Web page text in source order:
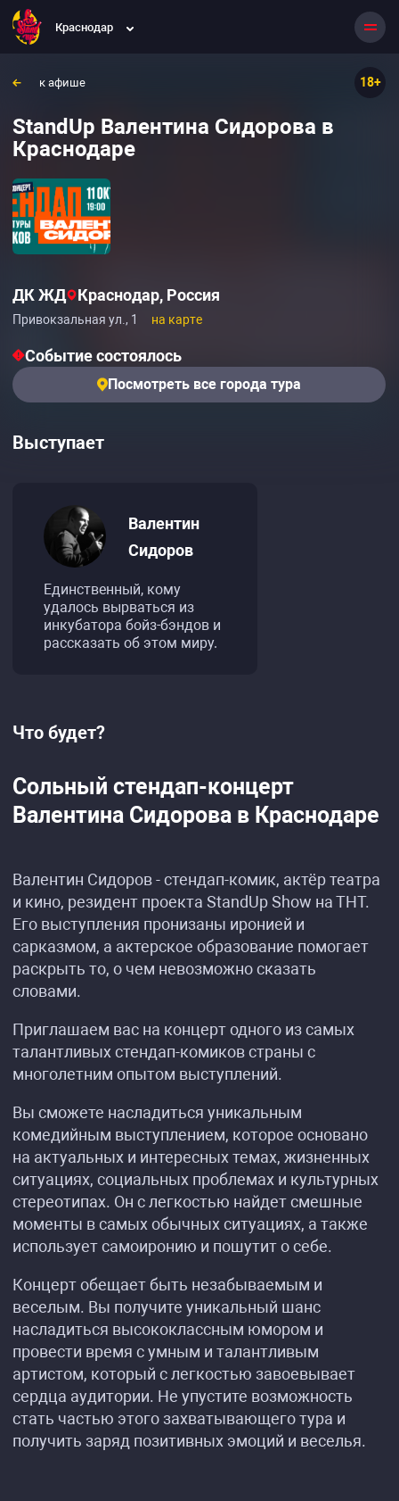
Краснодар
к афише 18+
StandUp Валентина Сидорова в
Краснодаре
ДК ЖД Краснодар, Россия
Привокзальная ул., 1 на карте
Событие состоялось
Посмотреть все города тура
Выступает
Валентин
Сидоров
Единственный, кому
удалось вырваться из
инкубатора бойз-бэндов и
рассказать об этом миру.
Что будет?
Сольный стендап-концерт
Валентина Сидорова в Краснодаре
Валентин Сидоров - стендап-комик, актёр театра
и кино, резидент проекта StandUp Show на ТНТ.
Его выступления пронизаны иронией и
сарказмом, а актерское образование помогает
раскрыть то, о чем невозможно сказать
словами.
Приглашаем вас на концерт одного из самых
талантливых стендап-комиков страны с
многолетним опытом выступлений.
Вы сможете насладиться уникальным
комедийным выступлением, которое основано
на актуальных и интересных темах, жизненных
ситуациях, социальных проблемах и культурных
стереотипах. Он с легкостью найдет смешные
моменты в самых обычных ситуациях, а также
использует самоиронию и пошутит о себе.
Концерт обещает быть незабываемым и
веселым. Вы получите уникальный шанс
насладиться высококлассным юмором и
провести время с умным и талантливым
артистом, который с легкостью завоевывает
сердца аудитории. Не упустите возможность
стать частью этого захватывающего тура и
получить заряд позитивных эмоций и веселья.